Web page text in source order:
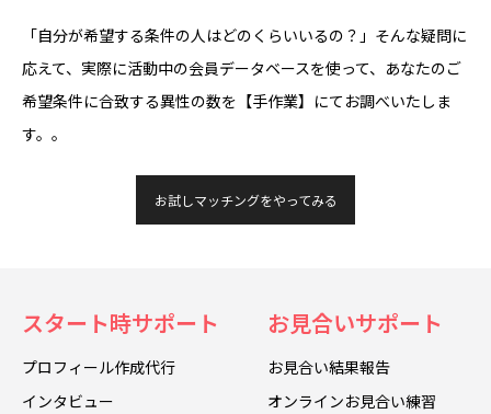
「自分が希望する条件の人はどのくらいいるの？」そんな疑問に
応えて、実際に活動中の会員データベースを使って、あなたのご
希望条件に合致する異性の数を【手作業】にてお調べいたしま
す。。
お試しマッチングをやってみる
スタート時サポート
プロフィール作成代行
インタビュー
お見合いサポート
お見合い結果報告
オンラインお見合い練習